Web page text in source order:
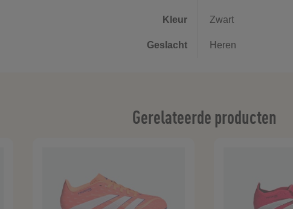
Kleur Zwart
Geslacht Heren
Gerelateerde producten